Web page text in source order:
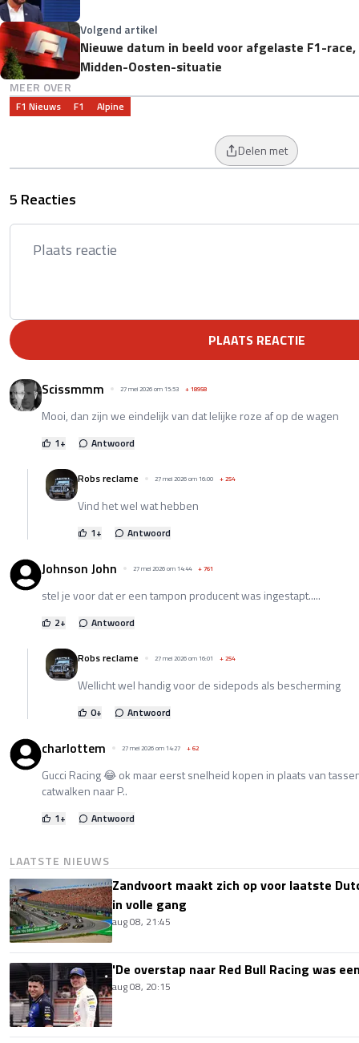
Volgend artikel
Nieuwe datum in beeld voor afgelaste F1-
Midden-Oosten-situatie
MEER OVER
F1 Nieuws F1 Alpine
Delen met
5 Reacties
PLAATS REACTIE
Scissmmm 27 mei 2026 om 15:53 +18958
Mooi, dan zijn we eindelijk van dat lelijke roze af op de wagen
1+ Antwoord
Robs reclame 27 mei 2026 om 16:00 +254
Vind het wel wat hebben
1+ Antwoord
Johnson John 27 mei 2026 om 14:44 +761
stel je voor dat er een tampon producent was ingestapt.....
2+ Antwoord
Robs reclame 27 mei 2026 om 16:01 +254
Wellicht wel handig voor de sidepods als bescherming
0+ Antwoord
charlottem 27 mei 2026 om 14:27 +62
Gucci Racing 😂 ok maar eerst snelheid kopen in plaats van
catwalken naar P..
1+ Antwoord
LAATSTE NIEUWS
Zandvoort maakt zich op voor laatste
in volle gang
aug 08, 21:45
'De overstap naar Red Bull Racing was
aug 08, 20:15